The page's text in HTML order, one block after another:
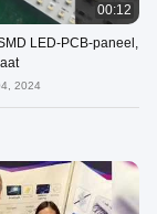
00:12
LED-PCB-paneel,
2024